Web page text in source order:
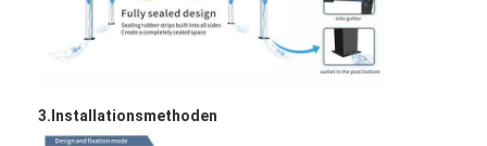
3.Installationsmethoden